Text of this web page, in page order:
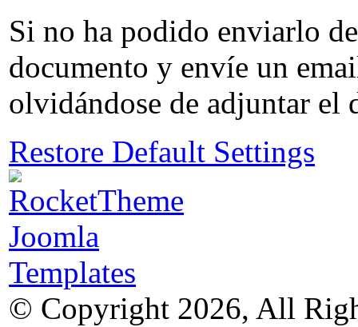
Si no ha podido enviarlo
documento y envíe un
olvidándose de adjuntar el
Restore Default Settings
© Copyright 2026, All